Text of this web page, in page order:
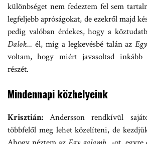
különbséget nem fedeztem fel sem
legfeljebb apróságokat, de ezekről majd
pedig valóban érdekes, hogy a
Dalok… él, míg a legkevésbé talán az
voltam, hogy miért javasoltad
részét.
Mindennapi közhelyeink
Krisztián: Andersson rendkívül
többfelől meg lehet közelíteni, de